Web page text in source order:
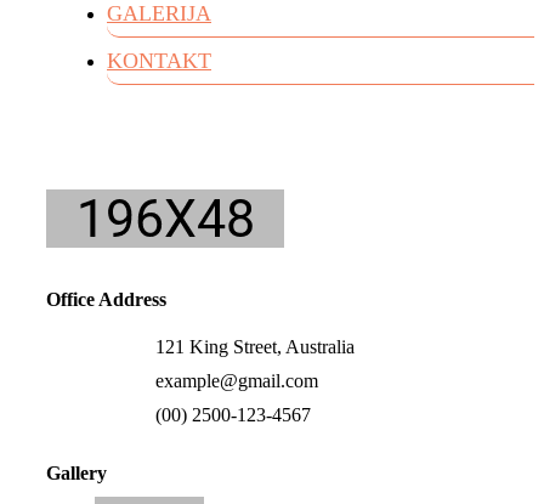
GALERIJA
KONTAKT
Office Address
121 King Street, Australia
example@gmail.com
(00) 2500-123-4567
Gallery